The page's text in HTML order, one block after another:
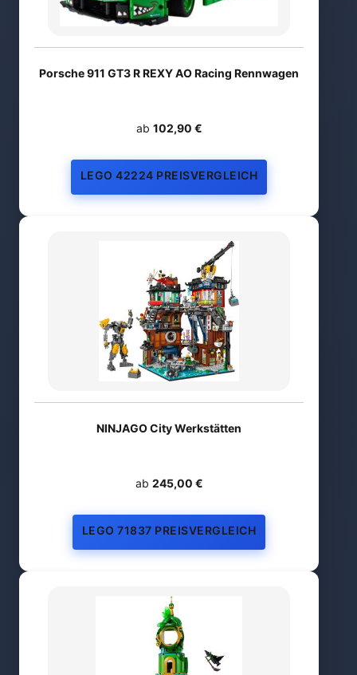
Porsche 911 GT3 R REXY AO Racing Rennwagen
ab 102,90 €
LEGO 42224 PREISVERGLEICH
NINJAGO City Werkstätten
ab 245,00 €
LEGO 71837 PREISVERGLEICH